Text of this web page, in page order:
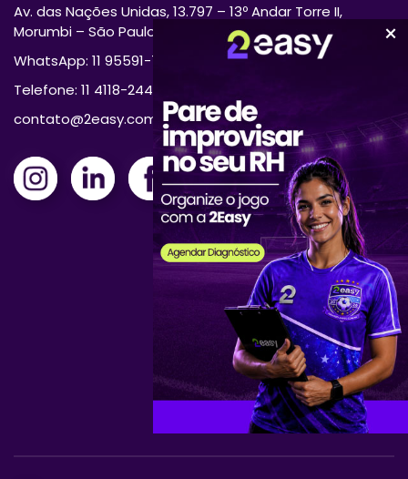
Av. das Nações Unidas, 13.797 – 13º Andar Torre II,
Morumbi – São Paulo/SP 04794-000
WhatsApp: 11 95591-7870
Telefone: 11 4118-2444
contato@2easy.com.br